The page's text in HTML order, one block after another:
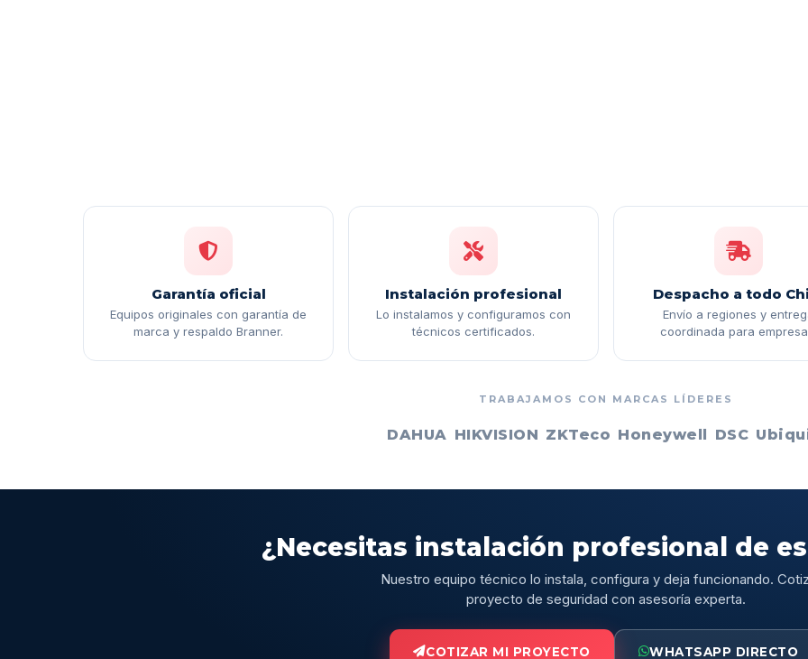
Garantía oficial
Equipos originales con garantía de
marca y respaldo Branner.
Instalación profesional
Lo instalamos y configuramos con
técnicos certificados.
Despacho a todo
Envío a regiones y
coordinada para
TRABAJAMOS CON MARCAS LÍDERES
DAHUA HIKVISION ZKTeco Honeywell DSC
¿Necesitas instalación profesional de
Nuestro equipo técnico lo instala, configura y deja funcionando.
proyecto de seguridad con asesoría experta.
COTIZAR MI PROYECTO WHATSAPP DIRECTO